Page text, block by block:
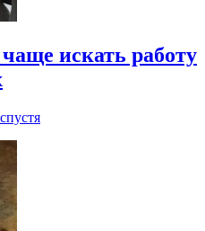
искать работу